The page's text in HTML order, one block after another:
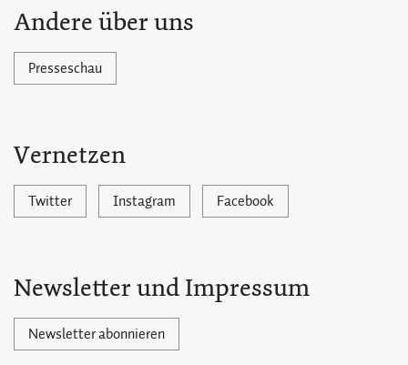
Andere über uns
Presseschau
Vernetzen
Twitter Instagram Facebook
Newsletter und Impressum
Newsletter abonnieren